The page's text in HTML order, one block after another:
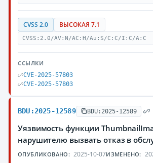
CVSS 2.0 ВЫСОКАЯ 7.1
CVSS:2.0/AV:N/AC:H/Au:S/C:C/I:C/A:C
ССЫЛКИ
CVE-2025-57803
CVE-2025-57803
BDU:2025-12589 BDU:2025-12589
Уязвимость функции
нарушителю вызвать отказ в
ОПУБЛИКОВАНО: 2025-10-07ИЗМЕНЕНО: